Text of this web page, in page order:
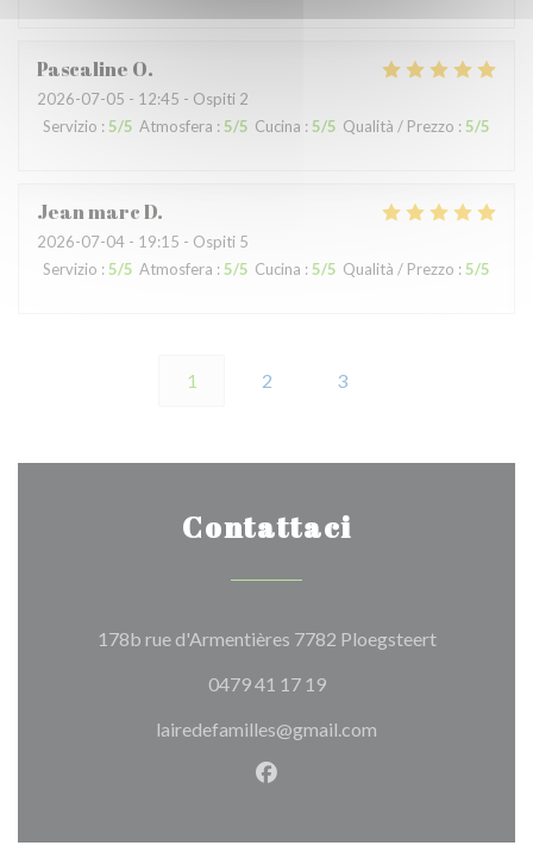
Pascaline O
2026-07-05 - 12:45 - Ospiti 2
Servizio : 5/5 Atmosfera : 5/5 Cucina : 5/5 Qualità / Prezzo : 5/5
Jean marcD
2026-07-04 - 19:15 - Ospiti 5
Servizio : 5/5 Atmosfera : 5/5 Cucina : 5/5 Qualità / Prezzo : 5/5
1 2 3
Contattaci
178b rue d'Armentières 7782 Ploegsteert((apre una
0479 41 17 19
lairedefamilles@gmail.com
Facebook ((apre una nuova